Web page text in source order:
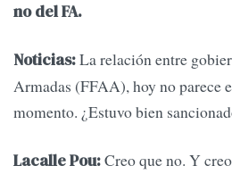
no del FA.
Noticias:La relación entre
Armadas (FFAA), hoy no parece
momento. ¿Estuvo bien
Lacalle Pou:Creo que no. Y